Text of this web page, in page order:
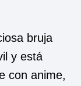
bruja
y está
con anime,